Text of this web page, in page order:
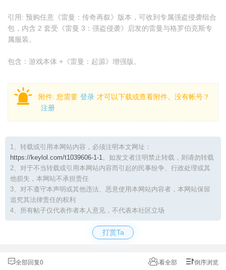
引用: 预购任意《雷曼：传奇再叙》版本，可收到专属强盗侵袭组合
包，内含 2 套受《雷曼 3：强盗侵袭》启发的雷曼与格罗伯克斯专
属服装。
包含：游戏本体 +《雷曼：起源》增强版。
附件: 您需要 登录 才可以下载或查看附件。没有帐号？
注册
1、转载或引用本网站内容，必须注明本文网址：
https://keylol.com/t1039606-1-1。如发文者注明禁止转载，则请勿转载
2、对于不当转载或引用本网站内容而引起的民事纷争、行政处理或其
他损失，本网站不承担责任
3、对不遵守本声明或其他违法、恶意使用本网站内容者，本网站保留
追究其法律责任的权利
4、所有帖子仅代表作者本人意见，不代表本社区立场
打赏Ta
全部回复0 看全部 倒序浏览